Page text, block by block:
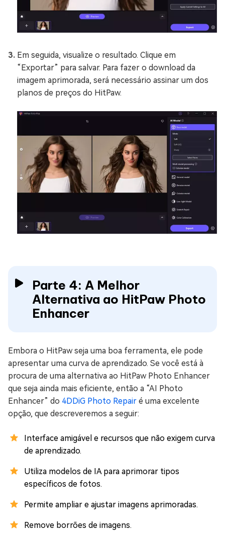
Em seguida, visualize o resultado. Clique em
“Exportar” para salvar. Para fazer o download da
imagem aprimorada, será necessário assinar um dos
planos de preços do HitPaw.
Parte 4: A Melhor
Alternativa ao HitPaw Photo
Enhancer
Embora o HitPaw seja uma boa ferramenta, ele pode
apresentar uma curva de aprendizado. Se você está à
procura de uma alternativa ao HitPaw Photo Enhancer
que seja ainda mais eficiente, então a “AI Photo
Enhancer” do 4DDiG Photo Repair é uma excelente
opção, que descreveremos a seguir:
Interface amigável e recursos que não exigem curva
de aprendizado.
Utiliza modelos de IA para aprimorar tipos
específicos de fotos.
Permite ampliar e ajustar imagens aprimoradas.
Remove borrões de imagens.